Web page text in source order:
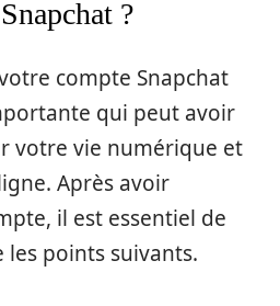
?
compte Snapchat
qui peut avoir
votre vie numérique et
Après avoir
il est essentiel de
points suivants.